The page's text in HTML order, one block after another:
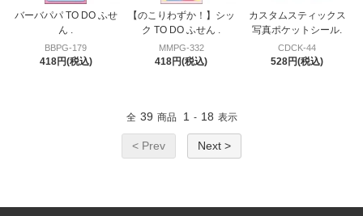
バーバパパ TO DO ふせ
ん .
BBPG-179
418円(税込)
【のこりわずか！】シッ
ク TO DO ふせん .
MMPG-332
418円(税込)
カスタムスティックス
写真ポケットシール.
CDCK-44
528円(税込)
全 39 商品 1 - 18 表示
< Prev Next >